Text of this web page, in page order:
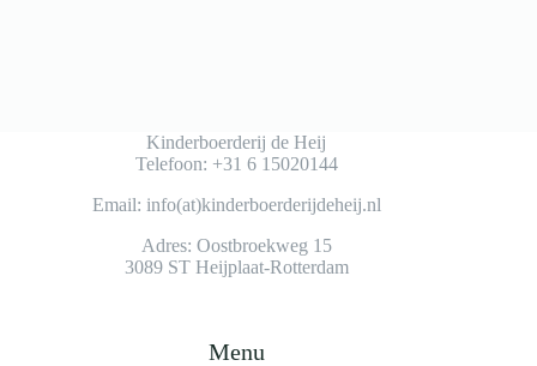
Kinderboerderij de Heij
Telefoon: +31 6 15020144
Email: info(at)kinderboerderijdeheij.nl
Adres: Oostbroekweg 15
3089 ST Heijplaat-Rotterdam
Menu